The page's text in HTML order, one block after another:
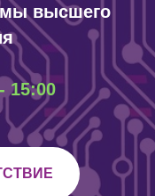
высшего
15:00